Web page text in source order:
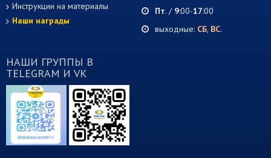
Инструкции на материалы
Наши награды
Пт. / 9:00-17:00
выходные: СБ, ВС.
НАШИ ГРУППЫ В
TELEGRAM И VK